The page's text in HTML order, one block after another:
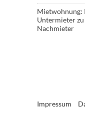
Mietwohnung:
Untermieterzu
Nachmieter
Impressum